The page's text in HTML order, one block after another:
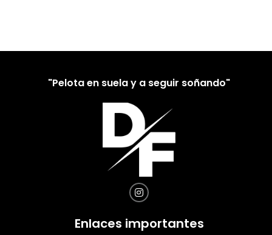
"Pelota en suela y a seguir soñando"
Enlaces importantes